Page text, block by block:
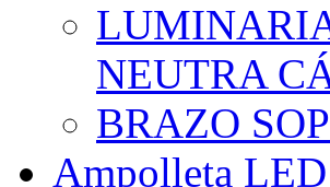
NEUTRA
BRAZO
Ampolleta LED